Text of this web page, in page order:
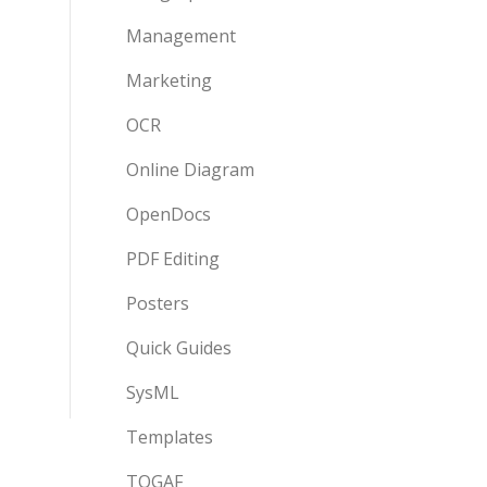
Management
Marketing
OCR
Online Diagram
OpenDocs
PDF Editing
Posters
Quick Guides
SysML
Templates
TOGAF